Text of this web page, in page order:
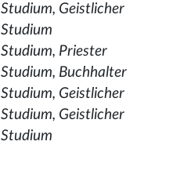
Studium, Geistlicher
Studium
Studium, Priester
Studium, Buchhalter
Studium, Geistlicher
Studium, Geistlicher
Studium